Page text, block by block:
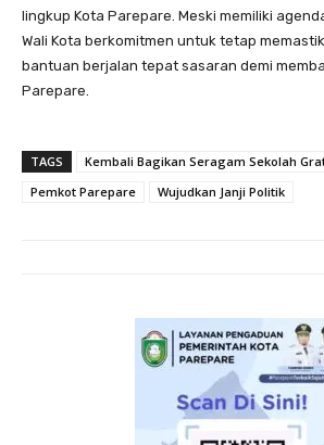
lingkup Kota Parepare. Meski memiliki
Wali Kota berkomitmen untuk tetap
bantuan berjalan tepat sasaran demi
Parepare.
TAGS
Kembali Bagikan Seragam Sekolah
Pemkot Parepare
Wujudkan Janji Politik